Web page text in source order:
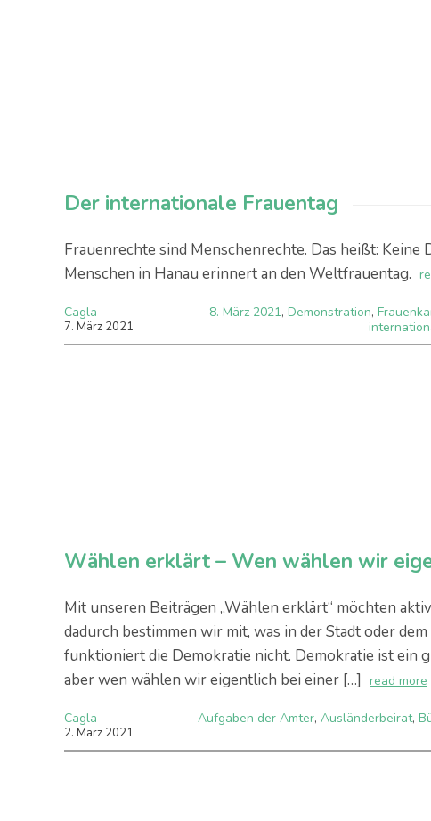
Der internationale Frauentag
Frauenrechte sind Menschenrechte. Das heißt:
Menschen in Hanau erinnert an den Weltfrauentag.
Cagla
7. März 2021
8. März 2021, Demonstration,
Wählen erklärt – Wen wählen wir
Mit unseren Beiträgen „Wählen erklärt“ möchten
dadurch bestimmen wir mit, was in der Stadt oder
funktioniert die Demokratie nicht. Demokratie ist ein
aber wen wählen wir eigentlich bei einer […] read more
Cagla
2. März 2021
Aufgaben der Ämter, Ausländerbeirat,